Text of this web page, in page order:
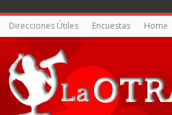
Direcciones Útiles Encuestas Home